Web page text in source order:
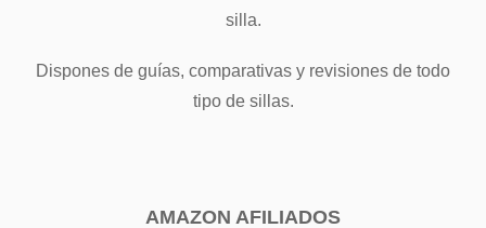
silla.
Dispones de guías, comparativas y revisiones de todo
tipo de sillas.
AMAZON AFILIADOS